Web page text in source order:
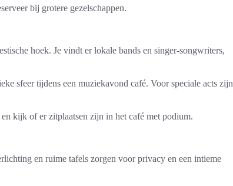
bij grotere gezelschappen.
hoek. Je vindt er lokale bands en singer-songwriters,
sfeer tijdens een muziekavond café. Voor speciale acts zijn
kijk of er zitplaatsen zijn in het café met podium.
en ruime tafels zorgen voor privacy en een intieme